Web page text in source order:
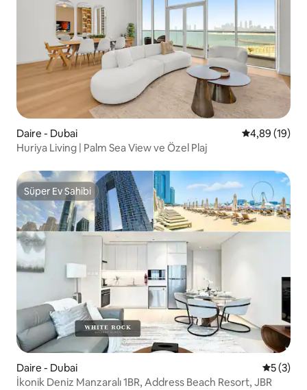
Daire - Dubai 5 üzerinden
4,89 (19)
Huriya Living | Palm Sea View ve Özel Plaj
Süper Ev Sahibi
Süper Ev Sahibi
Daire - Dubai 55 (3)
İkonik Deniz Manzaralı 1BR, Address Beach Resort, JBR